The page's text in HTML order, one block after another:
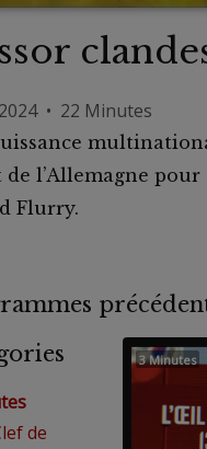
• 22 Minutes
de l’Allemagne
Flurry.
de
3 Minutes